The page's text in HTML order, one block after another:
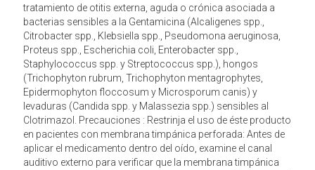
tratamiento de otitis externa, aguda o crónica asociada a
bacterias sensibles a la Gentamicina (Alcaligenes spp.,
Citrobacter spp., Klebsiella spp., Pseudomona aeruginosa,
Proteus spp., Escherichia coli, Enterobacter spp.,
Staphylococcus spp. y Streptococcus spp.), hongos
(Trichophyton rubrum, Trichophyton mentagrophytes,
Epidermophyton floccosum y Microsporum canis) y
levaduras (Candida spp. y Malassezia spp.) sensibles al
Clotrimazol. Precauciones : Restrinja el uso de éste producto
en pacientes con membrana timpánica perforada: Antes de
aplicar el medicamento dentro del oído, examine el canal
auditivo externo para verificar que la membrana timpánica